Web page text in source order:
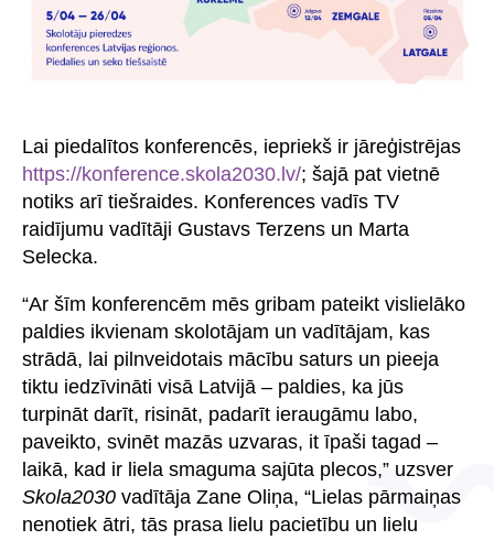
Lai piedalītos konferencēs, iepriekš ir jāreģistrējas
https://konference.skola2030.lv/; šajā pat vietnē
notiks arī tiešraides. Konferences vadīs TV
raidījumu vadītāji Gustavs Terzens un Marta
Selecka.
“Ar šīm konferencēm mēs gribam pateikt vislielāko
paldies ikvienam skolotājam un vadītājam, kas
strādā, lai pilnveidotais mācību saturs un pieeja
tiktu iedzīvināti visā Latvijā – paldies, ka jūs
turpināt darīt, risināt, padarīt ieraugāmu labo,
paveikto, svinēt mazās uzvaras, it īpaši tagad –
laikā, kad ir liela smaguma sajūta plecos,” uzsver
Skola2030 vadītāja Zane Oliņa, “Lielas pārmaiņas
nenotiek ātri, tās prasa lielu pacietību un lielu